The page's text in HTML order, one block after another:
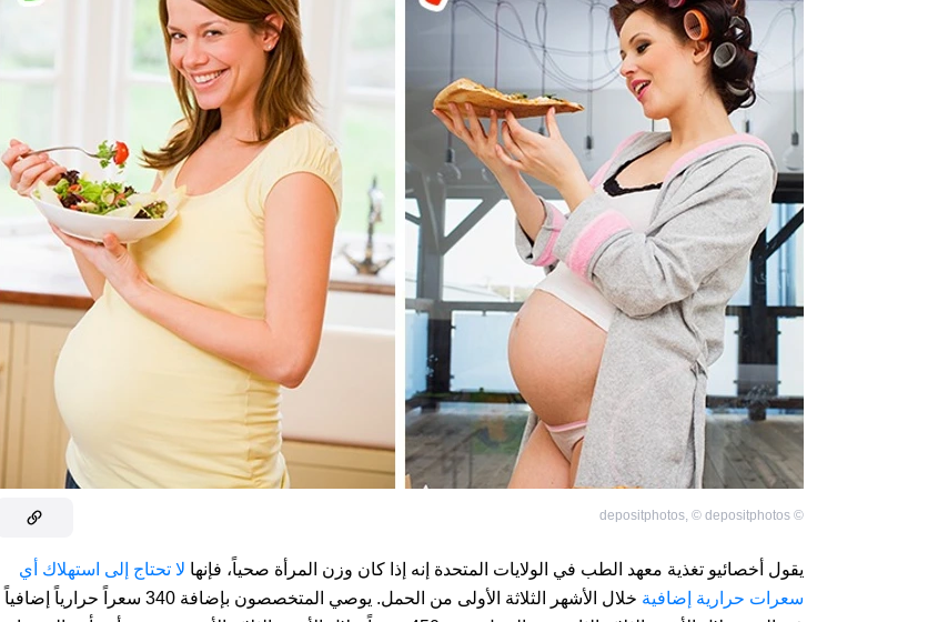
©
depositphotos, © depositphotos
يقول أخصائيو تغذية معهد الطب في الولايات المتحدة إنه إذا كان وزن المرأة صحياً، فإنها لا تحتاج إلى استهلاك أي
سعرات حرارية إضافية
خلال الأشهر الثلاثة الأولى من الحمل. يوصي المتخصصون بإضافة 340 سعراً حرارياً إضافياً